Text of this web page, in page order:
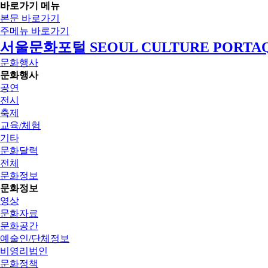
바로가기 메뉴
본문 바로가기
주메뉴 바로가기
서울문화포털 SEOUL CULTURE
문화행사
문화행사
공연
전시
축제
교육/체험
기타
문화달력
전체
문화정보
문화정보
영상
문화자료
문화공간
예술인/단체정보
비영리법인
문화정책